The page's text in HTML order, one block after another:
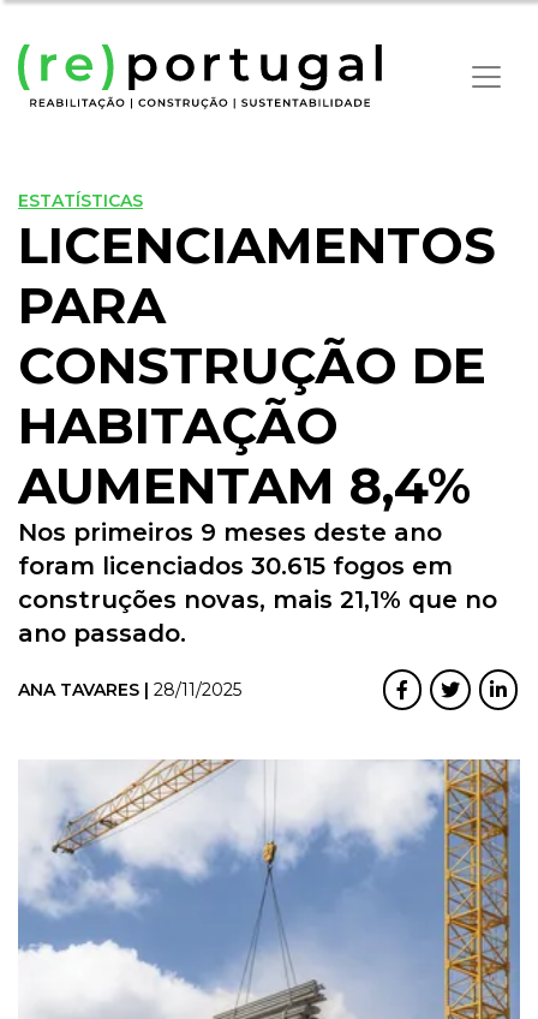
ESTATÍSTICAS
LICENCIAMENTOS
PARA
CONSTRUÇÃO DE
HABITAÇÃO
AUMENTAM 8,4%
Nos primeiros 9 meses deste ano
foram licenciados 30.615 fogos em
construções novas, mais 21,1% que no
ano passado.
ANA TAVARES | 28/11/2025